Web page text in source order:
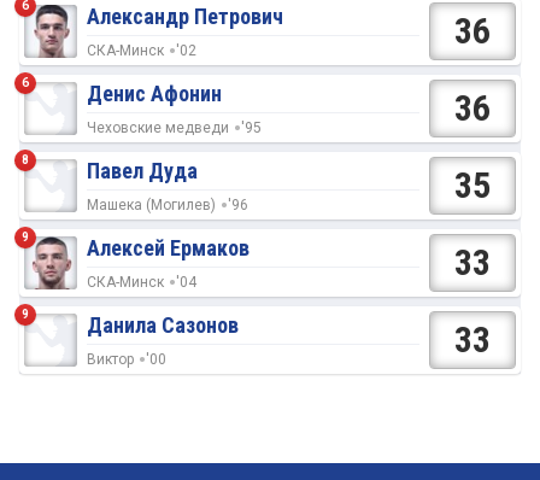
6 Александр Петрович
СКА-Минск '02 36
6 Денис Афонин
Чеховские медведи '95 36
8 Павел Дуда
Машека (Могилев) '96 35
9 Алексей Ермаков
СКА-Минск '04 33
9 Данила Сазонов
Виктор '00 33